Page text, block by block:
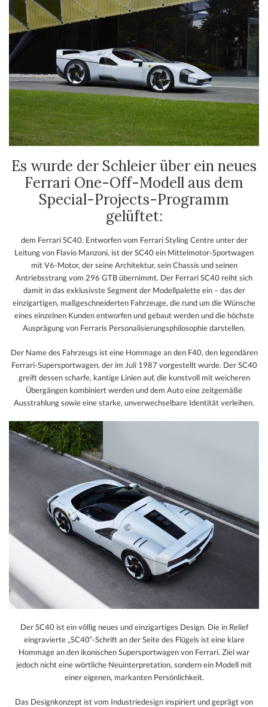
Es wurde der Schleier über ein neues
Ferrari One-Off-Modell aus dem
Special-Projects-Programm
gelüftet:
dem Ferrari SC40. Entworfen vom Ferrari Styling Centre unter der
Leitung von Flavio Manzoni, ist der SC40 ein Mittelmotor-Sportwagen
mit V6-Motor, der seine Architektur, sein Chassis und seinen
Antriebsstrang vom 296 GTB übernimmt. Der Ferrari SC40 reiht sich
damit in das exklusivste Segment der Modellpalette ein – das der
einzigartigen, maßgeschneiderten Fahrzeuge, die rund um die Wünsche
eines einzelnen Kunden entworfen und gebaut werden und die höchste
Ausprägung von Ferraris Personalisierungsphilosophie darstellen.
Der Name des Fahrzeugs ist eine Hommage an den F40, den legendären
Ferrari-Supersportwagen, der im Juli 1987 vorgestellt wurde. Der SC40
greift dessen scharfe, kantige Linien auf, die kunstvoll mit weicheren
Übergängen kombiniert werden und dem Auto eine zeitgemäße
Ausstrahlung sowie eine starke, unverwechselbare Identität verleihen.
Der SC40 ist ein völlig neues und einzigartiges Design. Die in Relief
eingravierte „SC40“-Schrift an der Seite des Flügels ist eine klare
Hommage an den ikonischen Supersportwagen von Ferrari. Ziel war
jedoch nicht eine wörtliche Neuinterpretation, sondern ein Modell mit
einer eigenen, markanten Persönlichkeit.
Das Designkonzept ist vom Industriedesign inspiriert und geprägt von